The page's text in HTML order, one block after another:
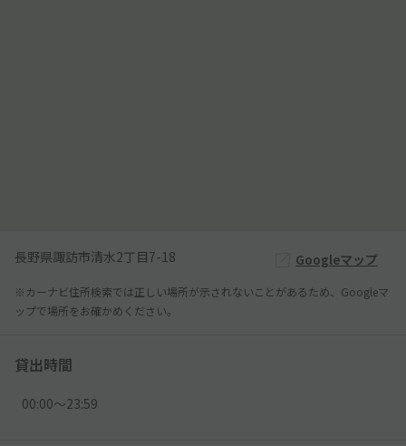
長野県諏訪市清水2丁目7-18 Googleマップ
※カーナビ住所検索では正しい場所が示されないことがあるため、Googleマ
ップで場所をお確かめください。
貸出時間
00:00〜23:59